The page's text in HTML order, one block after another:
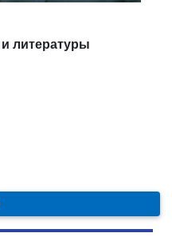
литературы